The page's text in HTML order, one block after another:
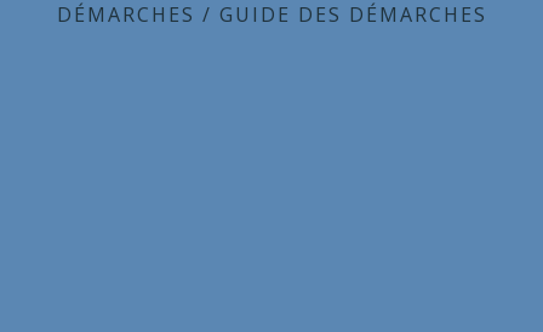
DÉMARCHES / GUIDE DES DÉMARCHES